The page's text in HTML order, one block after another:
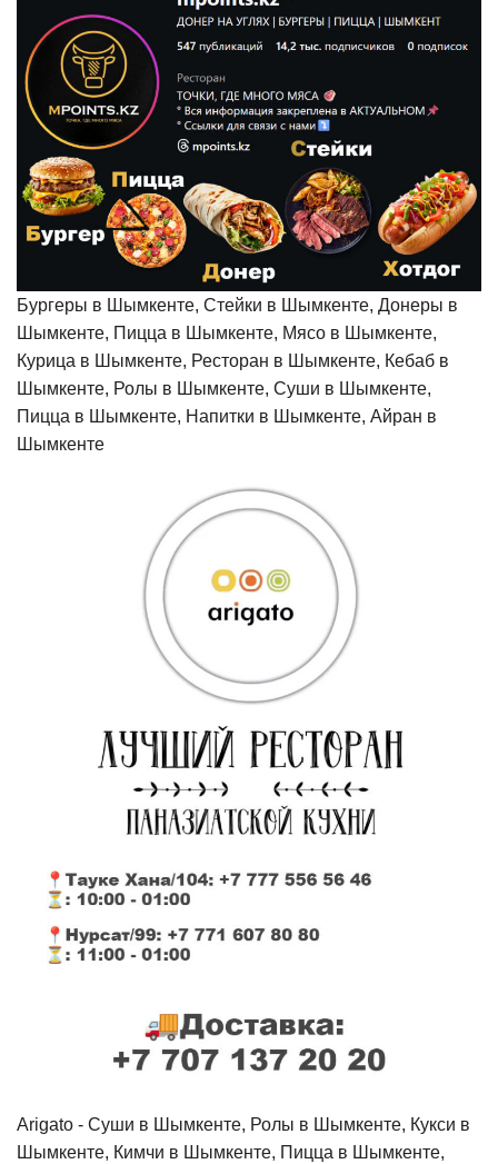
Бургеры в Шымкенте, Стейки в Шымкенте, Донеры в
Шымкенте, Пицца в Шымкенте, Мясо в Шымкенте,
Курица в Шымкенте, Ресторан в Шымкенте, Кебаб в
Шымкенте, Ролы в Шымкенте, Суши в Шымкенте,
Пицца в Шымкенте, Напитки в Шымкенте, Айран в
Шымкенте
Arigato - Cуши в Шымкенте, Ролы в Шымкенте, Кукси в
Шымкенте, Кимчи в Шымкенте, Пицца в Шымкенте,